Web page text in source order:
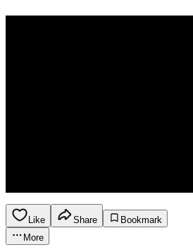
Like Share
Bookmark
More